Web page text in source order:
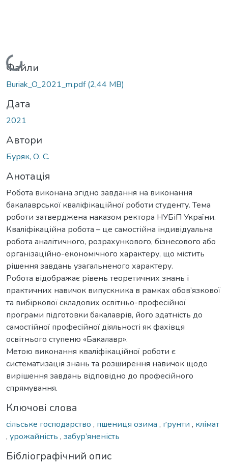
Вантажиться...
Файли
Buriak_O_2021_m.pdf(2,44 MB)
Дата
2021
Автори
Буряк, О. С.
Анотація
Робота виконана згідно завдання на виконання
бакалаврської кваліфікаційної роботи студенту. Тема
роботи затверджена наказом ректора НУБіП України.
Кваліфікаційна робота – це самостійна індивідуальна
робота аналітичного, розрахункового, бізнесового або
організаційно-економічного характеру, що містить
рішення завдань узагальненого характеру.
Робота відображає рівень теоретичних знань і
практичних навичок випускника в рамках обов’язкової
та вибіркової складових освітньо-професійної
програми підготовки бакалаврів, його здатність до
самостійної професійної діяльності як фахівця
освітнього ступеню «Бакалавр».
Метою виконання кваліфікаційної роботи є
систематизація знань та розширення навичок щодо
вирішення завдань відповідно до професійного
спрямування.
Ключові слова
сільське господарство , пшениця озима , ґрунти , клімат
, урожайність , забур’яненість
Бібліографічний опис